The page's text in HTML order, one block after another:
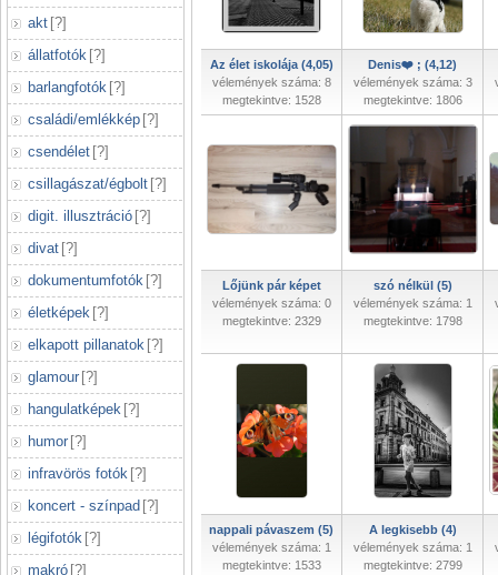
akt [?]
állatfotók [?]
barlangfotók [?]
családi/emlékkép [?]
csendélet [?]
csillagászat/égbolt [?]
digit. illusztráció [?]
divat [?]
dokumentumfotók [?]
életképek [?]
elkapott pillanatok [?]
glamour [?]
hangulatképek [?]
humor [?]
infravörös fotók [?]
koncert - színpad [?]
légifotók [?]
makró [?]
Az élet iskolája (4,05)
vélemények száma: 8
megtekintve: 1528
Denis❤️ ; (4,12)
vélemények száma: 3
megtekintve: 1806
Lőjünk pár képet
vélemények száma: 0
megtekintve: 2329
szó nélkül (5)
vélemények száma: 1
megtekintve: 1798
nappali pávaszem (5)
vélemények száma: 1
megtekintve: 1533
A legkisebb (4)
vélemények száma: 1
megtekintve: 2799